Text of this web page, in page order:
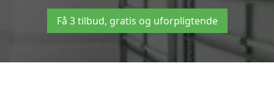
Få 3 tilbud, gratis og uforpligtende